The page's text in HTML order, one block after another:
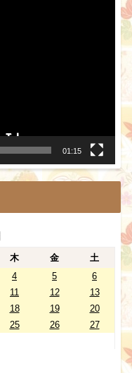
01:15
木 金
土
4 5
6
11 12
13
18 19
20
25 26
27